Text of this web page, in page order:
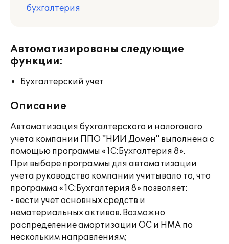
бухгалтерия
Автоматизированы следующие
функции:
Бухгалтерский учет
Описание
Автоматизация бухгалтерского и налогового
учета компании ППО "НИИ Домен" выполнена с
помощью программы «1С:Бухгалтерия 8».
При выборе программы для автоматизации
учета руководство компании учитывало то, что
программа «1С:Бухгалтерия 8» позволяет:
- вести учет основных средств и
нематериальных активов. Возможно
распределение амортизации ОС и НМА по
нескольким направлениям;